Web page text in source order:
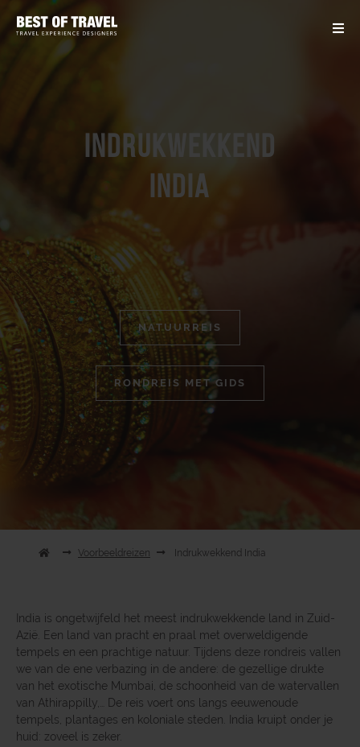
Indrukwekkend
India
NATUURREIS
RONDREIS MET GIDS
Voorbeeldreizen Indrukwekkend India
India is ongetwijfeld het meest indrukwekkende land in Zuid-
Azië. Een land van pracht en praal met overweldigende
tempels en een prachtige natuur. Tijdens deze rondreis vallen
we van de ene verbazing in de andere: de gezellige drukte
van het exotische Mumbai, de schoonheid van de watervallen
van Athirappilly,… De reis voert ons langs eeuwenoude
tempels, plantages en koloniale steden. India kruipt onder je
huid: zoveel is zeker.